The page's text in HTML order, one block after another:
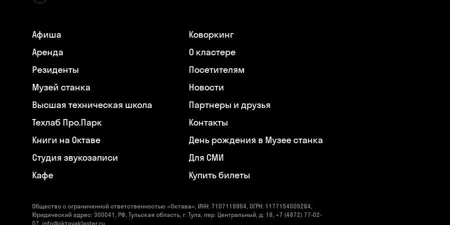
Афиша
Аренда
Резиденты
Музей станка
Высшая техническая школа
Техлаб Про.Парк
Книги на Октаве
Студия звукозаписи
Кафе
Коворкинг
О кластере
Посетителям
Новости
Партнеры и друзья
Контакты
День рождения в Музее станка
Для СМИ
Купить билеты
Общество с ограниченной ответственностью «Октава», ИНН: 7107119964, ОГРН: 1177154009284,
Юридический адрес: 300041, РФ, Тульская область, г. Тула, пер. Центральный, д. 18, +7 (4872) 77-02-
07, info@oktavaklaster.ru